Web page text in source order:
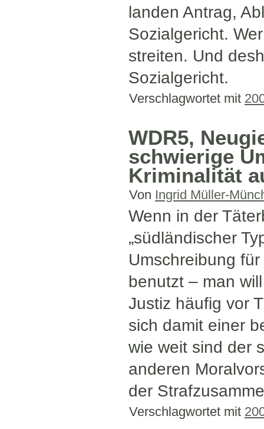
landen Antrag,
Sozialgericht.
streiten. Und
Sozialgericht.
Verschlagwortet mit
WDR5,
schwierige
Kriminalität
Von Ingrid Müller-
Wenn in der
„südländischer
Umschreibung
benutzt – man
Justiz häufig vor
sich damit einer
wie weit sind der
anderen
der
Verschlagwortet mit